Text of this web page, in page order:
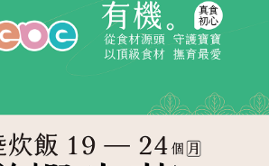
大哥付你分期」之契約關係目的，商店將以您的個人
或地址）提供予台灣大哥大進項蒐集、處理及利用，
分期帳單所需資料之確認、核對及更正。
詳閱以下連結：
https://oppay.tw/userRule
AFTEE先享後付 」之結帳頁面顯示為準，若有關於
需取消欲退款等相關疑問，請聯繫「AFTEE先享後付
netprotections.freshdesk.com/support/home
份有限公司提供之「AFTEE先享後付」服務完成之交
圍內提供個人資料，並將交易相關給付款項請求債
限公司。
事宜，請瀏覽以下網址：